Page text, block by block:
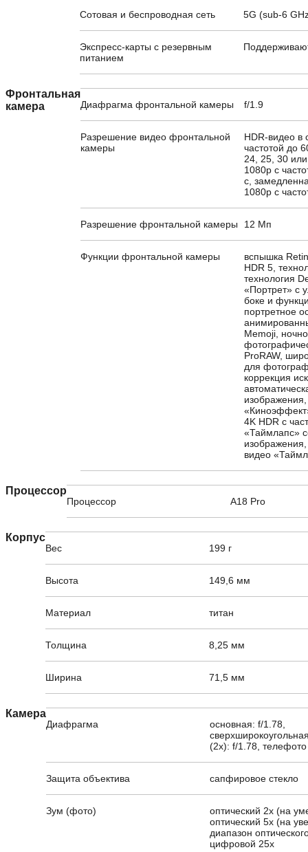
Сотовая и беспроводная сеть 5G (sub-6
Экспресс-карты с резервным
питанием
Фронтальная
камера
Диафрагма фронтальной камеры f/1.9
Разрешение видео фронтальной
камеры
HDR-видео в
частотой до
24, 25, 30
1080p с
с,
1080p с
Разрешение фронтальной камеры 12 Мп
Функции фронтальной камеры
вспышка
HDR 5,
технология
«Портрет» с
боке и
портретное
Memoji,
ProRAW,
для
коррекция
4K HDR с
«Таймлапс»
видео
Процессор
Процессор A18 Pro
Корпус
Вес 199 г
Высота 149,6 мм
Материал титан
Толщина 8,25 мм
Ширина 71,5 мм
Камера
Диафрагма
основная: f/1.78,
(2x): f/1.78,
Защита объектива сапфировое стекло
Зум (фото)
оптический 2x (на
оптический 5x (на
диапазон
цифровой 25x